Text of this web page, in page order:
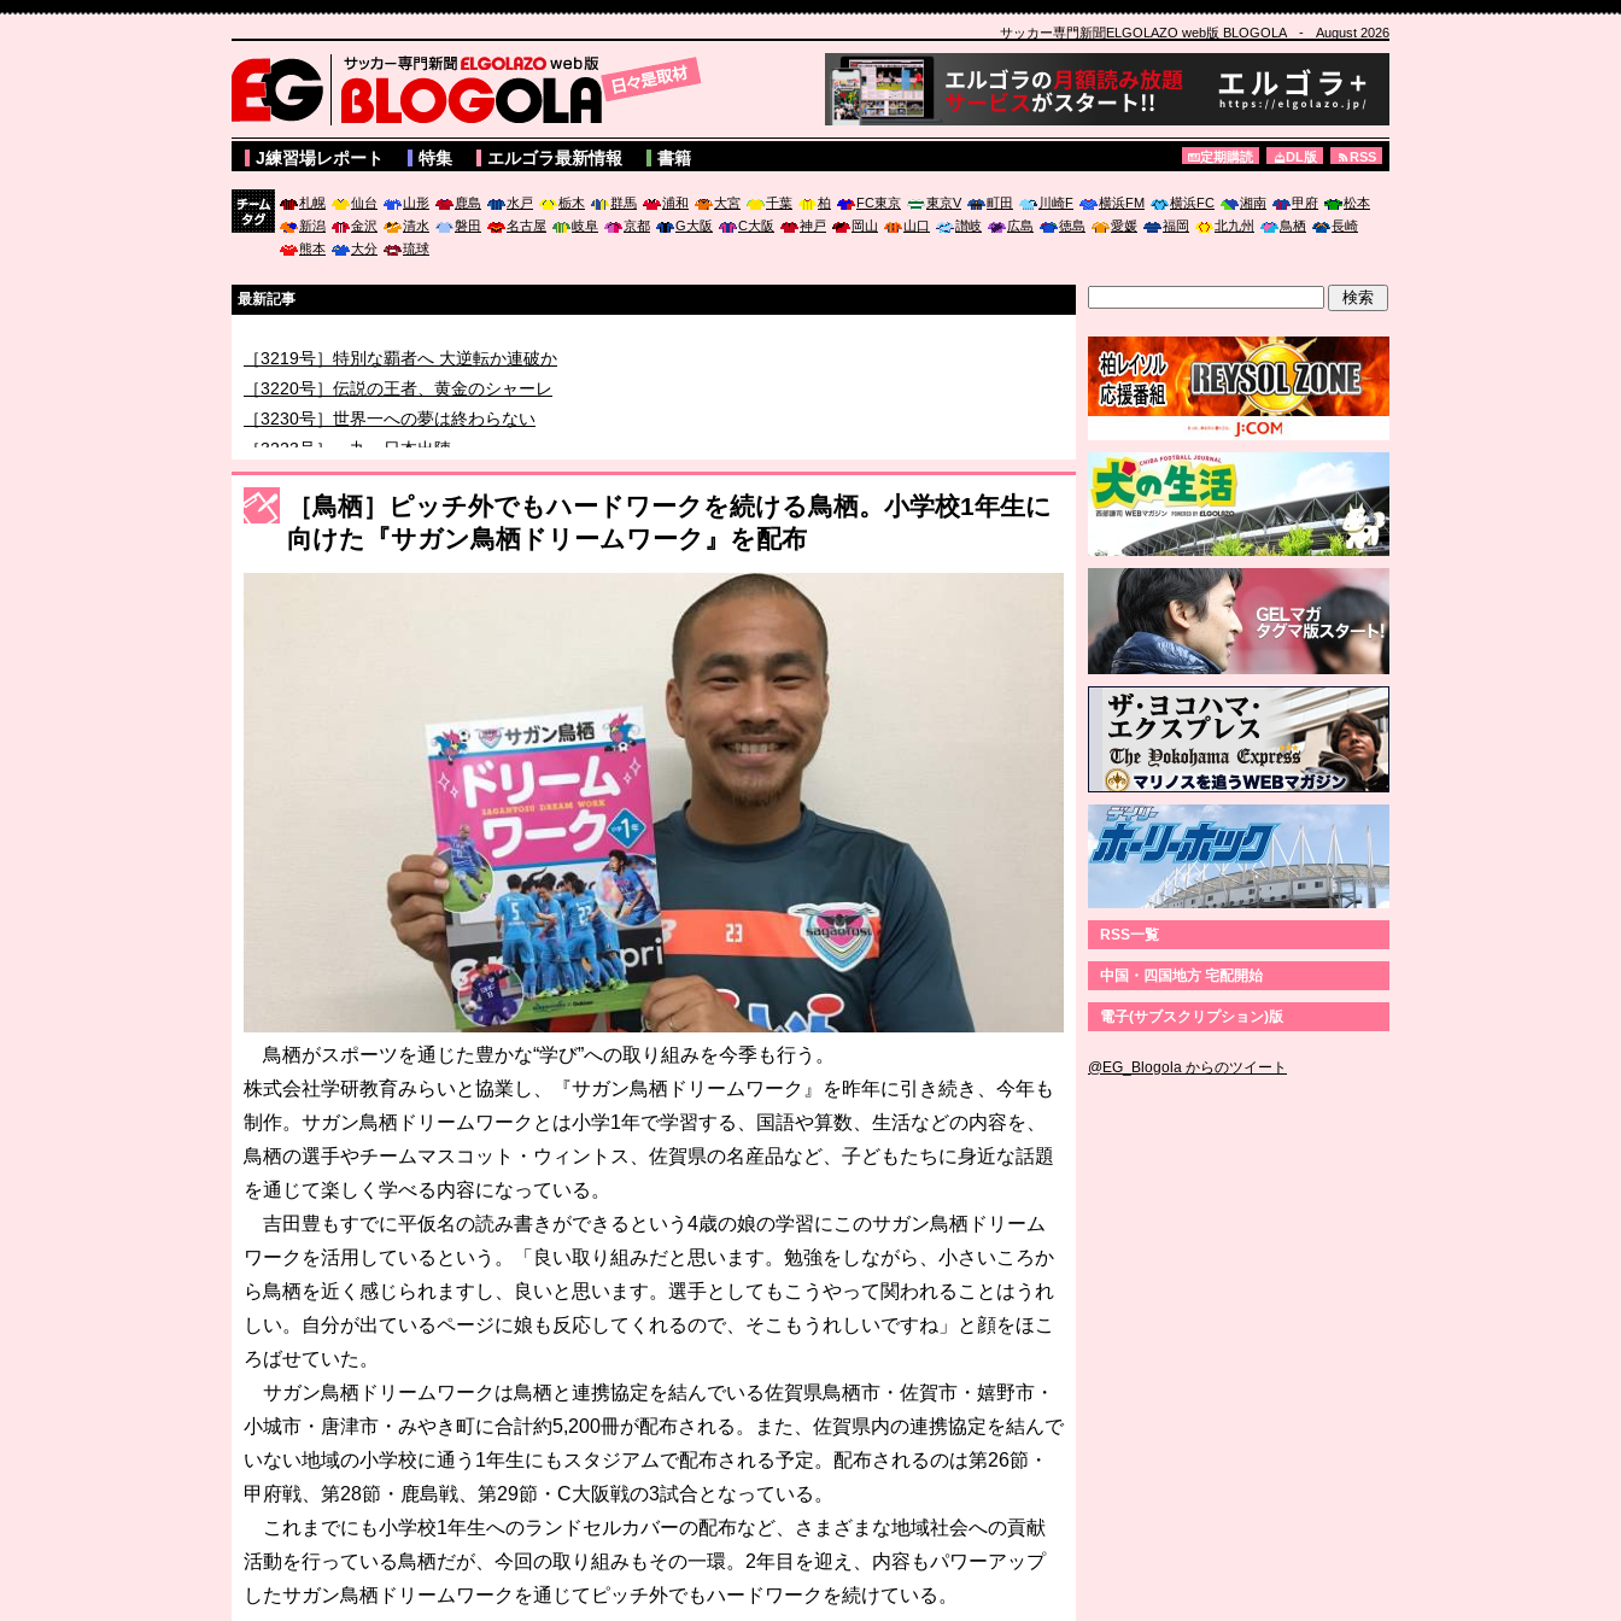
サッカー専門新聞ELGOLAZO web版 BLOGOLA- August 2026
サッカー専門新聞ELGOLAZO web版 BLOGOLA
J練習場レポート 特集 エルゴラ最新情報 書籍 定期購読 DL版 RSS
札幌 仙台 山形 鹿島 水戸 栃木 群馬 浦和 大宮 千葉 柏 FC東京 東京V 町田 川崎F 横浜FM 横浜FC 湘南 甲府
松本
新潟
金沢 清水 磐田 名古屋 岐阜 京都 G大阪 C大阪 神戸 岡山 山口 讃岐 広島 徳島 愛媛 福岡 北九州 鳥栖
長崎
熊本
大分 琉球
最新記事
［3219号］特別な覇者へ 大逆転か連破か
［3220号］伝説の王者、黄金のシャーレ
［3230号］世界一への夢は終わらない
［3223号］一丸。日本出陣
［3222号］史上最大のW杯開幕 注目は「個」
［鳥栖］ピッチ外でもハードワークを続ける鳥栖。小学校1年生に
向けた『サガン鳥栖ドリームワーク』を配布
鳥栖がスポーツを通じた豊かな“学び”への取り組みを今季も行う。
株式会社学研教育みらいと協業し、『サガン鳥栖ドリームワーク』を昨年に引き続き、今年も
制作。サガン鳥栖ドリームワークとは小学1年で学習する、国語や算数、生活などの内容を、
鳥栖の選手やチームマスコット・ウィントス、佐賀県の名産品など、子どもたちに身近な話題
を通じて楽しく学べる内容になっている。
吉田豊もすでに平仮名の読み書きができるという4歳の娘の学習にこのサガン鳥栖ドリーム
ワークを活用しているという。「良い取り組みだと思います。勉強をしながら、小さいころか
ら鳥栖を近く感じられますし、良いと思います。選手としてもこうやって関われることはうれ
しい。自分が出ているページに娘も反応してくれるので、そこもうれしいですね」と顔をほこ
ろばせていた。
サガン鳥栖ドリームワークは鳥栖と連携協定を結んでいる佐賀県鳥栖市・佐賀市・嬉野市・
小城市・唐津市・みやき町に合計約5,200冊が配布される。また、佐賀県内の連携協定を結んで
いない地域の小学校に通う1年生にもスタジアムで配布される予定。配布されるのは第26節・
甲府戦、第28節・鹿島戦、第29節・C大阪戦の3試合となっている。
これまでにも小学校1年生へのランドセルカバーの配布など、さまざまな地域社会への貢献
活動を行っている鳥栖だが、今回の取り組みもその一環。2年目を迎え、内容もパワーアップ
したサガン鳥栖ドリームワークを通じてピッチ外でもハードワークを続けている。
RSS一覧
中国・四国地方 宅配開始
電子(サブスクリプション)版
@EG_Blogola からのツイート